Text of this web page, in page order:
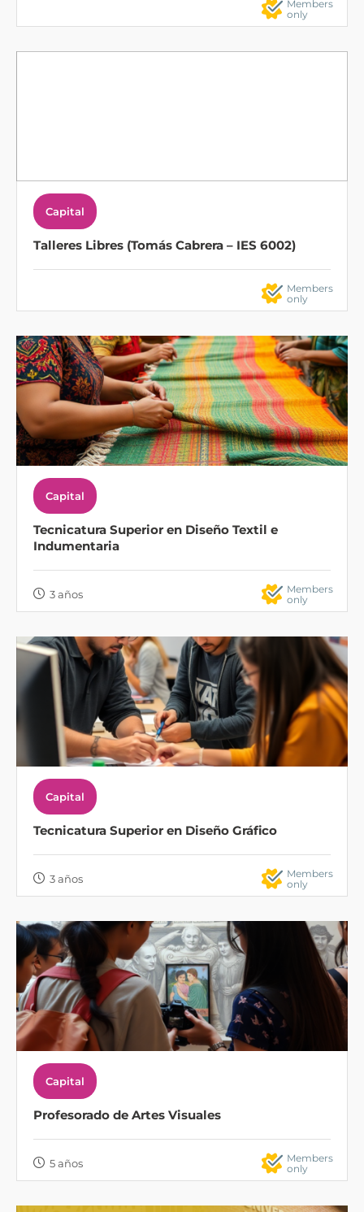
Members
only
Capital
Talleres Libres (Tomás Cabrera – IES 6002)
Members
only
Capital
Tecnicatura Superior en Diseño Textil e
Indumentaria
3 años
Members
only
Capital
Tecnicatura Superior en Diseño Gráfico
3 años
Members
only
Capital
Profesorado de Artes Visuales
5 años
Members
only